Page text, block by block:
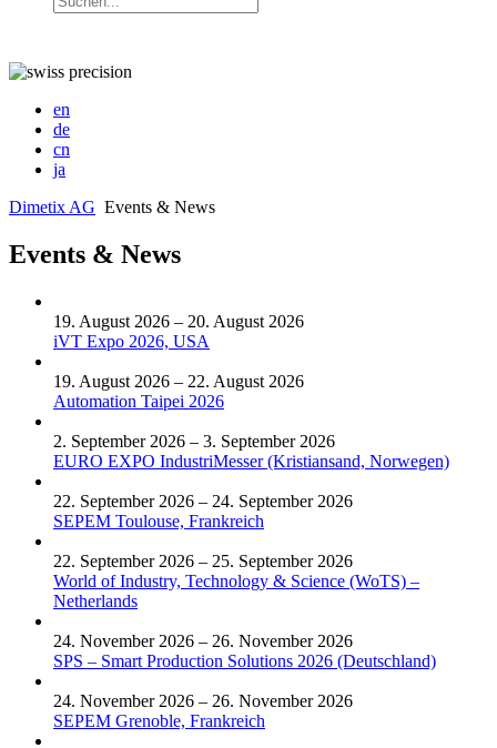
en
de
cn
ja
Dimetix AG Events & News
Events & News
19. August 2026 – 20. August 2026
iVT Expo 2026, USA
19. August 2026 – 22. August 2026
Automation Taipei 2026
2. September 2026 – 3. September 2026
EURO EXPO IndustriMesser (Kristiansand, Norwegen)
22. September 2026 – 24. September 2026
SEPEM Toulouse, Frankreich
22. September 2026 – 25. September 2026
World of Industry, Technology & Science (WoTS) –
Netherlands
24. November 2026 – 26. November 2026
SPS – Smart Production Solutions 2026 (Deutschland)
24. November 2026 – 26. November 2026
SEPEM Grenoble, Frankreich